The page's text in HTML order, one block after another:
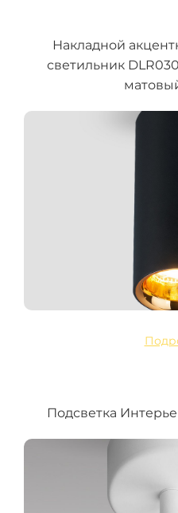
Накладной
светильник
Подсветка